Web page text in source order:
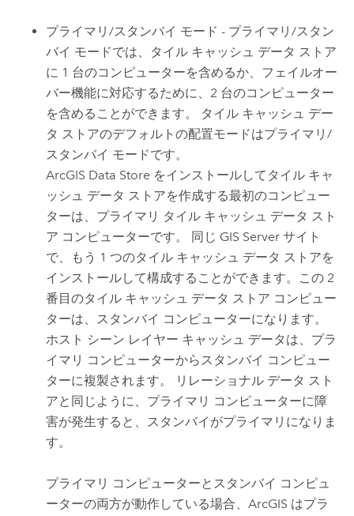
プライマリ/スタンバイ モード - プライマリ/スタン
バイ モードでは、タイル キャッシュ データ ストア
に 1 台のコンピューターを含めるか、フェイルオー
バー機能に対応するために、2 台のコンピューター
を含めることができます。 タイル キャッシュ デー
タ ストアのデフォルトの配置モードはプライマリ/
スタンバイ モードです。
ArcGIS Data Store をインストールしてタイル キャ
ッシュ データ ストアを作成する最初のコンピュー
ターは、プライマリ タイル キャッシュ データ スト
ア コンピューターです。 同じ GIS Server サイト
で、もう 1 つのタイル キャッシュ データ ストアを
インストールして構成することができます。この 2
番目のタイル キャッシュ データ ストア コンピュー
ターは、スタンバイ コンピューターになります。
ホスト シーン レイヤー キャッシュ データは、プラ
イマリ コンピューターからスタンバイ コンピュー
ターに複製されます。 リレーショナル データ スト
アと同じように、プライマリ コンピューターに障
害が発生すると、スタンバイがプライマリになりま
す。
プライマリ コンピューターとスタンバイ コンピュ
ーターの両方が動作している場合、ArcGIS はプラ